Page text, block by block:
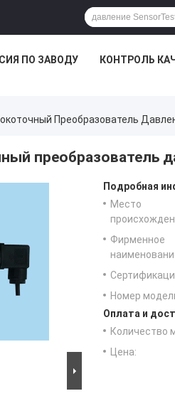
ПО ЗАВОДУ КОНТРОЛЬ
Преобразователь
преобразователь
Подробная
Место
Фирменное
Номер
Оплата и
Количество
Цена: